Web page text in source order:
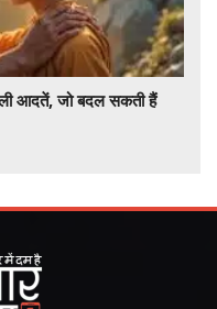
आदतें, जो बदल सकती हैं